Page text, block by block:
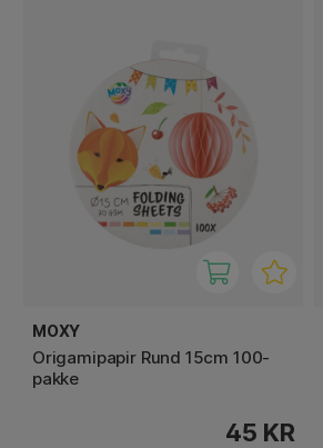
MOXY
Origamipapir Rund 15cm 100-
pakke
45 KR